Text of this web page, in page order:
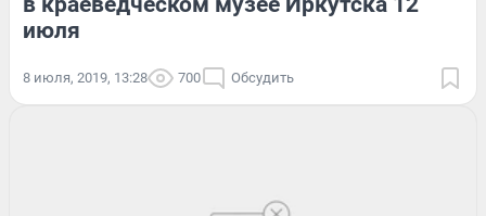
июля
8 июля, 2019, 13:28 700 Обсудить